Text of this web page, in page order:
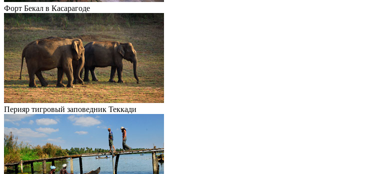
Форт Бекал в Касарагоде
Перияр тигровый заповедник Теккади